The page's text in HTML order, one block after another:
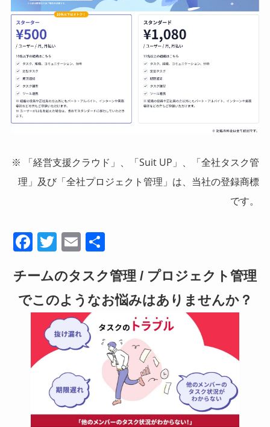
※ 「経営支援クラウド」、「Suit UP」、「全社タスク管
理」及び「全社プロジェクト管理」は、当社の登録商標
です。
F
c
e
b
o
T
tt
er
E
ail
チームのタスク管理 / プロジェクト管理
でこのようなお悩みはありませんか？